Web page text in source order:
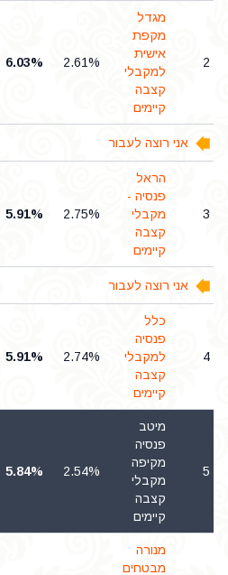
2
מגדל
מקפת
אישית
למקבלי
קצבה
קיימים
2.61%
6.03%
אני רוצה לעבור
3
הראל
פנסיה -
מקבלי
קצבה
קיימים
2.75%
5.91%
אני רוצה לעבור
4
כלל
פנסיה
למקבלי
קצבה
קיימים
2.74%
5.91%
5
מיטב
פנסיה
מקיפה
מקבלי
קצבה
קיימים
2.54%
5.84%
מנורה
מבטחים